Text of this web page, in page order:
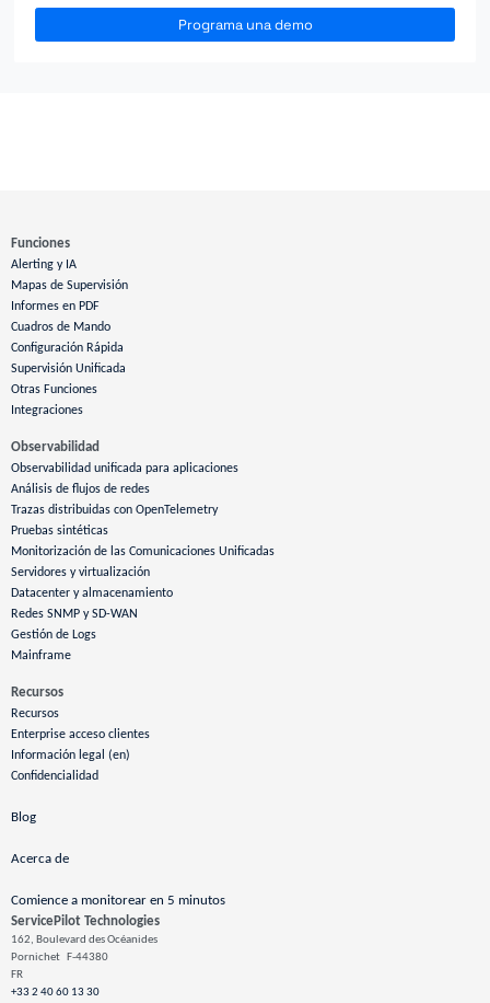
Programa una demo
ServicePilot Technologies
162, Boulevard des Océanides
Pornichet
F-44380
FR
+33 2 40 60 13 30
Funciones
Alerting y IA
Mapas de Supervisión
Informes en PDF
Cuadros de Mando
Configuración Rápida
Supervisión Unificada
Otras Funciones
Integraciones
Observabilidad
Observabilidad unificada para aplicaciones
Análisis de flujos de redes
Trazas distribuidas con OpenTelemetry
Pruebas sintéticas
Monitorización de las Comunicaciones Unificadas
Servidores y virtualización
Datacenter y almacenamiento
Redes SNMP y SD-WAN
Gestión de Logs
Mainframe
Recursos
Recursos
Enterprise acceso clientes
Información legal (en)
Confidencialidad
Blog
Acerca de
Comience a monitorear en 5 minutos